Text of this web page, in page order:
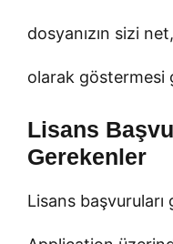
dosyanızın sizi
olarak göstermesi
Lisans
Gerekenler
Lisans